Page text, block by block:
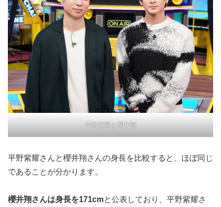
平野紫耀と櫻井翔
平野紫耀さんと櫻井翔さんの身長を比較すると、ほぼ同じ
であることが分かります。
櫻井翔さんは身長を171cmと公表しており、平野紫耀さ